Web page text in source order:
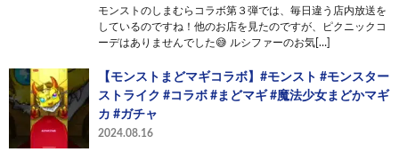
モンストのしまむらコラボ第３弾では、毎日違う店内放送を
しているのですね！他のお店を見たのですが、ピクニックコ
ーデはありませんでした😅 ルシファーのお気[…]
【モンストまどマギコラボ】#モンスト #モンスター
ストライク #コラボ #まどマギ #魔法少女まどかマギ
カ #ガチャ
2024.08.16